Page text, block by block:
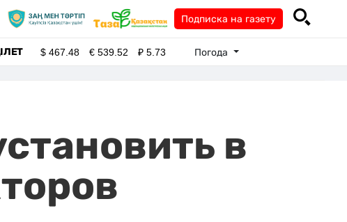
Подписка на газету
$467.48 €539.52 ₽5.73 Погода
в